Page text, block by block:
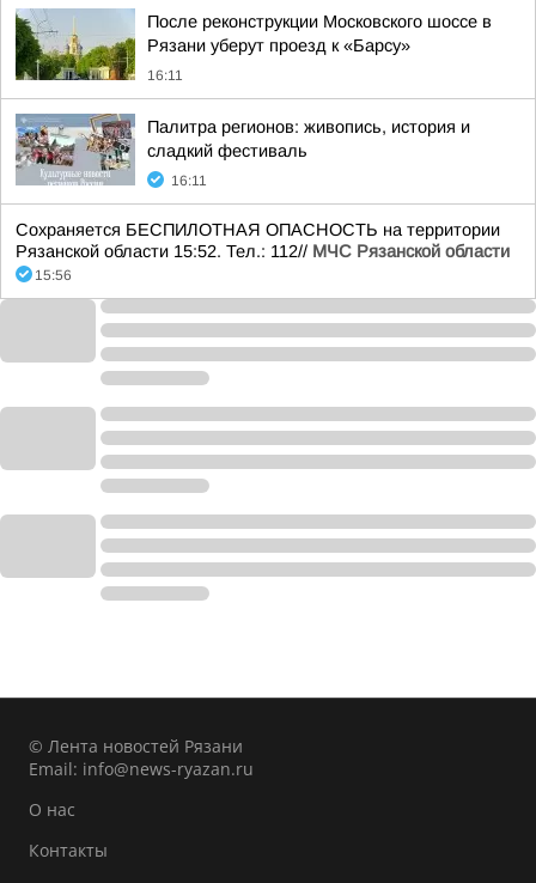
После реконструкции Московского шоссе в
Рязани уберут проезд к «Барсу»
16:11
Палитра регионов: живопись, история и
сладкий фестиваль
16:11
Сохраняется БЕСПИЛОТНАЯ ОПАСНОСТЬ на территории
Рязанской области 15:52. Тел.: 112// МЧС Рязанской области
15:56
© Лента новостей Рязани
Email: info@news-ryazan.ru
О нас
Контакты